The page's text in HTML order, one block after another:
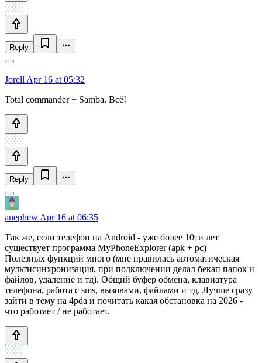
Reply
Jorell Apr 16 at 05:32
Total commander + Samba. Всё!
Reply
anephew Apr 16 at 06:35
Так же, если телефон на Android - уже более 10ти лет
существует программа MyPhoneExplorer (apk + pc)
Полезных функций много (мне нравилась автоматическая
мультисинхронизация, при подключении делал бекап папок и
файлов, удаление и тд). Общий буфер обмена, клавиатура
телефона, работа с sms, вызовами, файлами и тд. Лучше сразу
зайти в тему на 4pda и почитать какая обстановка на 2026 -
что работает / не работает.